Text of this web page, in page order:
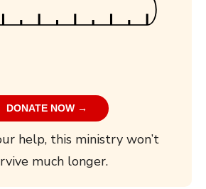
DONATE NOW →
help, this ministry won’t
much longer.